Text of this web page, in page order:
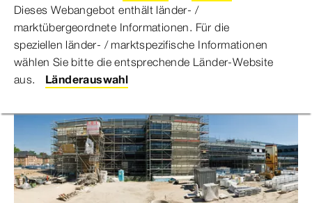
Dieses Webangebot enthält länder- /
marktübergeordnete Informationen. Für die
speziellen länder- / marktspezifische Informationen
wählen Sie bitte die entsprechende Länder-Website
aus.
Länderauswahl
Universitätsklinikum
Erlangen